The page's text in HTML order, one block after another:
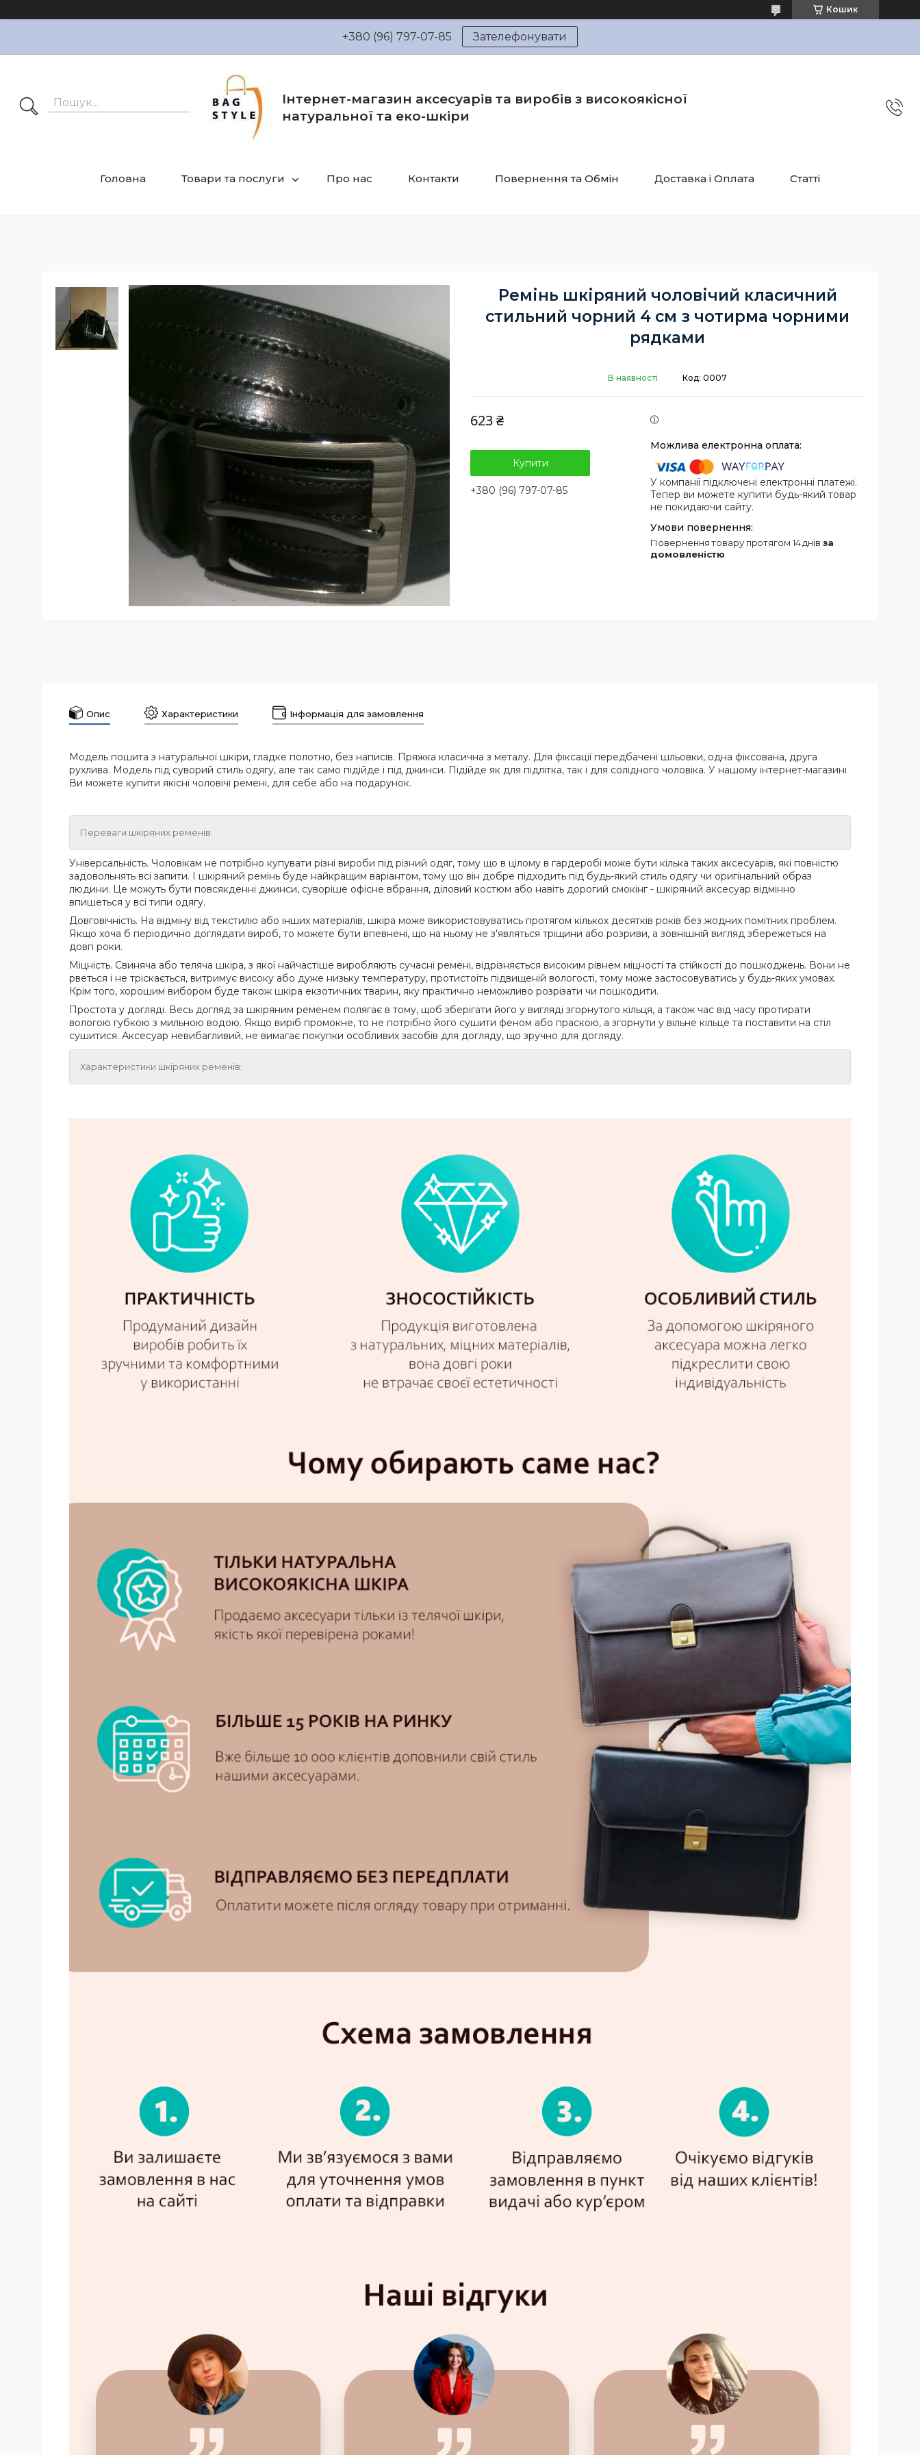
Кошик
+380 (96) 797-07-85 Зателефонувати
Інтернет-магазин аксесуарів та виробів з високоякісної
натуральної та еко-шкіри
Головна Товари та послуги Про нас Контакти Повернення та Обмін Доставка і Оплата Статті
Ремінь шкіряний чоловічий класичний
стильний чорний 4 см з чотирма чорними
рядками
В наявності Код: 0007
623 ₴
Купити
+380 (96) 797-07-85
У компанії підключені електронні платежі.
Тепер ви можете купити будь-який товар
не покидаючи сайту.
повернення товару протягом 14 днів за
домовленістю
Опис Характеристики Інформація для замовлення
Модель пошита з натуральної шкіри, гладке полотно, без написів. Пряжка класична з металу. Для фіксації передбачені шльовки, одна фіксована, друга
рухлива. Модель під суворий стиль одягу, але так само підійде і під джинси. Підійде як для підлітка, так і для солідного чоловіка. У нашому інтернет-магазині
Ви можете купити якісні чоловічі ремені, для себе або на подарунок.
Переваги шкіряних ременів:
Універсальність. Чоловікам не потрібно купувати різні вироби під різний одяг, тому що в цілому в гардеробі може бути кілька таких аксесуарів, які повністю
задовольнять всі запити. І шкіряний ремінь буде найкращим варіантом, тому що він добре підходить під будь-який стиль одягу чи оригінальний образ
людини. Це можуть бути повсякденні джинси, суворіше офісне вбрання, діловий костюм або навіть дорогий смокінг - шкіряний аксесуар відмінно
впишеться у всі типи одягу.
Довговічність. На відміну від текстилю або інших матеріалів, шкіра може використовуватись протягом кількох десятків років без жодних помітних проблем.
Якщо хоча б періодично доглядати вироб, то можете бути впевнені, що на ньому не з'являться тріщини або розриви, а зовнішній вигляд збережеться на
довгі роки.
Міцність. Свиняча або теляча шкіра, з якої найчастіше виробляють сучасні ремені, відрізняється високим рівнем міцності та стійкості до пошкоджень. Вони не
рветься і не тріскається, витримує високу або дуже низьку температуру, протистоїть підвищеній вологості, тому може застосовуватись у будь-яких умовах.
Крім того, хорошим вибором буде також шкіра екзотичних тварин, яку практично неможливо розрізати чи пошкодити.
Простота у догляді. Весь догляд за шкіряним ременем полягає в тому, щоб зберігати його у вигляді згорнутого кільця, а також час від часу протирати
вологою губкою з мильною водою. Якщо виріб промокне, то не потрібно його сушити феном або праскою, а згорнути у вільне кільце та поставити на стіл
сушитися. Аксесуар невибагливий, не вимагає покупки особливих засобів для догляду, що зручно для догляду.
Характеристики шкіряних ременів: